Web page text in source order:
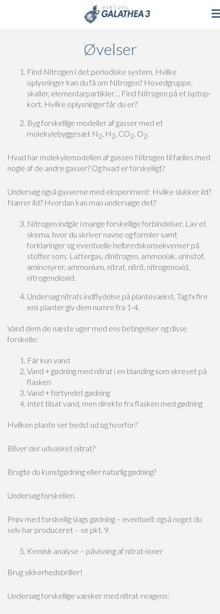
Øvelser
Find Nitrogen i det periodiske system. Hvilke
oplysninger kan du få om Nitrogen? Hovedgruppe,
skaller, elementarpartikler… Find Nitrogen på et isptop-
kort. Hvilke oplysninger får du er?
Byg forskellige modeller af gasser med et
molekylebyggesæt N2, H2, CO2, O2.
Hvad har molekylemodellen af gassen Nitrogen til fælles med
nogle af de andre gasser? Og hvad er forskelligt?
Undersøg også gasserne med eksperiment: Hvilke slukker ild?
Nærer ild? Hvordan kan man undersøge det?
Nitrogen indgår i mange forskellige forbindelser. Lav et
skema, hvor du skriver navne og formler samt
forklaringer og eventuelle helbredskonsekvenser på
stoffer som: Lattergas, dinitrogen, ammoniak, urinstof,
aminosyrer, ammonium, nitrat, nitrit, nitrogenoxid,
nitrogendioxid.
Undersøg nitrats indflydelse på plantevækst. Tag fx fire
ens planter giv dem numre fra 1-4.
Vand dem de næste uger med ens betingelser og disse
forskelle:
Får kun vand
Vand + gødning med nitrat i en blanding som skrevet på
flasken
Vand + fortyndet gødning
Intet tilsat vand, men direkte fra flasken med gødning
Hvilken plante ser bedst ud og hvorfor?
Bliver der udvasket nitrat?
Brugte du kunstgødning eller naturlig gødning?
Undersøg forskellen.
Prøv med forskellig slags gødning – eventuelt også noget du
selv har produceret – se pkt. 9.
Kemisk analyse – påvisning af nitrat-ioner
Brug sikkerhedsbriller!
Undersøg forskellige væsker med nitrat-reagens: